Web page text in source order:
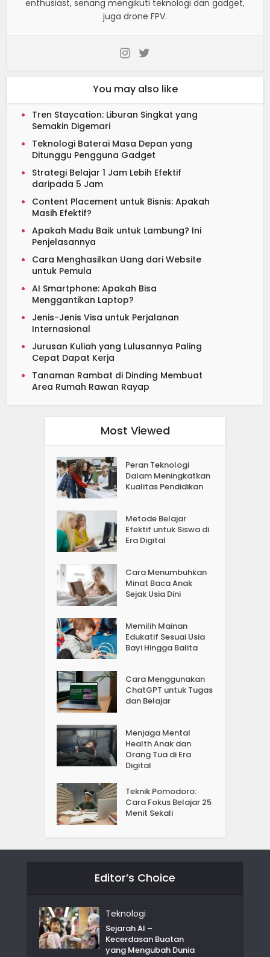
enthusiast, senang mengikuti teknologi dan gadget,
juga drone FPV.
You may also like
Tren Staycation: Liburan Singkat yang
Semakin Digemari
Teknologi Baterai Masa Depan yang
Ditunggu Pengguna Gadget
Strategi Belajar 1 Jam Lebih Efektif
daripada 5 Jam
Content Placement untuk Bisnis: Apakah
Masih Efektif?
Apakah Madu Baik untuk Lambung? Ini
Penjelasannya
Cara Menghasilkan Uang dari Website
untuk Pemula
AI Smartphone: Apakah Bisa
Menggantikan Laptop?
Jenis-Jenis Visa untuk Perjalanan
Internasional
Jurusan Kuliah yang Lulusannya Paling
Cepat Dapat Kerja
Tanaman Rambat di Dinding Membuat
Area Rumah Rawan Rayap
Most Viewed
Peran Teknologi
Dalam Meningkatkan
Kualitas Pendidikan
Metode Belajar
Efektif untuk Siswa di
Era Digital
Cara Menumbuhkan
Minat Baca Anak
Sejak Usia Dini
Memilih Mainan
Edukatif Sesuai Usia
Bayi Hingga Balita
Cara Menggunakan
ChatGPT untuk Tugas
dan Belajar
Menjaga Mental
Health Anak dan
Orang Tua di Era
Digital
Teknik Pomodoro:
Cara Fokus Belajar 25
Menit Sekali
Editor’s Choice
Teknologi
Sejarah AI –
Kecerdasan Buatan
yang Mengubah Dunia